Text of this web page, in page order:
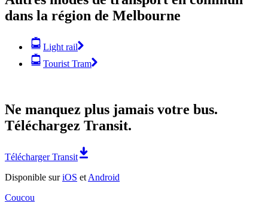
dans la région de Melbourne
Light rail
Tourist Tram
Ne manquez plus jamais votre bus.
Téléchargez Transit.
Télécharger Transit
Disponible suriOS et Android
Coucou